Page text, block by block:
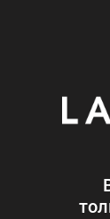
Вина